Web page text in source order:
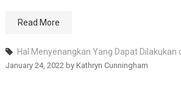
Read More
Hal Menyenangkan Yang Dapat Dilakukan
January 24, 2022by Kathryn Cunningham